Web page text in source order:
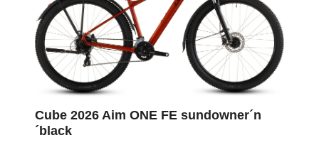
Cube 2026 Aim ONE FE sundowner´n
´black